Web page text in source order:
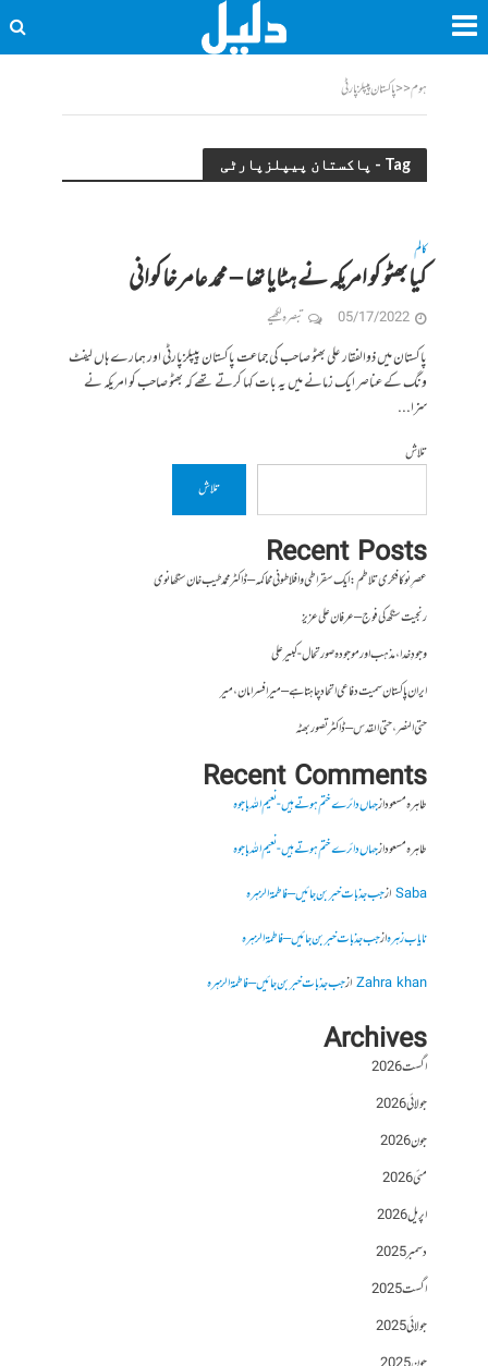
ہوم<<پاکستان پیپلزپارٹی
Tag - پاکستان پیپلزپارٹی
کالم
کیا بھٹو کو امریکہ نے ہٹایا تھا – محمد عامر خاکوانی
05/17/2022 تبصرہ لکھیے
پاکستان میں ذوالفقار علی بھٹو صاحب کی جماعت پاکستان پیپلزپارٹی اور ہمارے ہاں لیفٹ
ونگ کے عناصر ایک زمانے میں یہ بات کہا کرتے تھے کہ بھٹو صاحب کو امریکہ نے
سزا...
تلاش
تلاش
Recent Posts
عصرِ نو کا فکری تلاطم: ایک سقراطی و افلاطونی محاکمہ – ڈاکٹر محمد طیب خان سنگھانوی
رنجیت سنگھ کی فوج – عرفان علی عزیز
وجودِ خدا، مذہب اور موجودہ صورتحال- کبیر علی
ایران پاکستان سمیت دفاعی اتحاد چاہتا ہے – میر افسر امان،میر
حتی النصر ، حتی القدس – ڈاکٹر تصور بھٹہ
Recent Comments
طاہرہ مسعودازجہاں دائرے ختم ہوتے ہیں- نعیم اللہ باجوہ
طاہرہ مسعودازجہاں دائرے ختم ہوتے ہیں- نعیم اللہ باجوہ
Sabaازجب جذبات خبر بن جائیں – فاطمۃالزہرہ
نایاب زہرہازجب جذبات خبر بن جائیں – فاطمۃالزہرہ
Zahra khanازجب جذبات خبر بن جائیں – فاطمۃالزہرہ
Archives
اگست 2026
جولائی 2026
جون 2026
مئی 2026
اپریل 2026
دسمبر 2025
اگست 2025
جولائی 2025